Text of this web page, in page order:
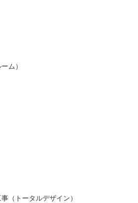
ム）
（トータルデザイン）